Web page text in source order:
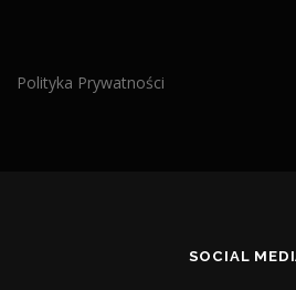
Polityka Prywatności
SOCIAL